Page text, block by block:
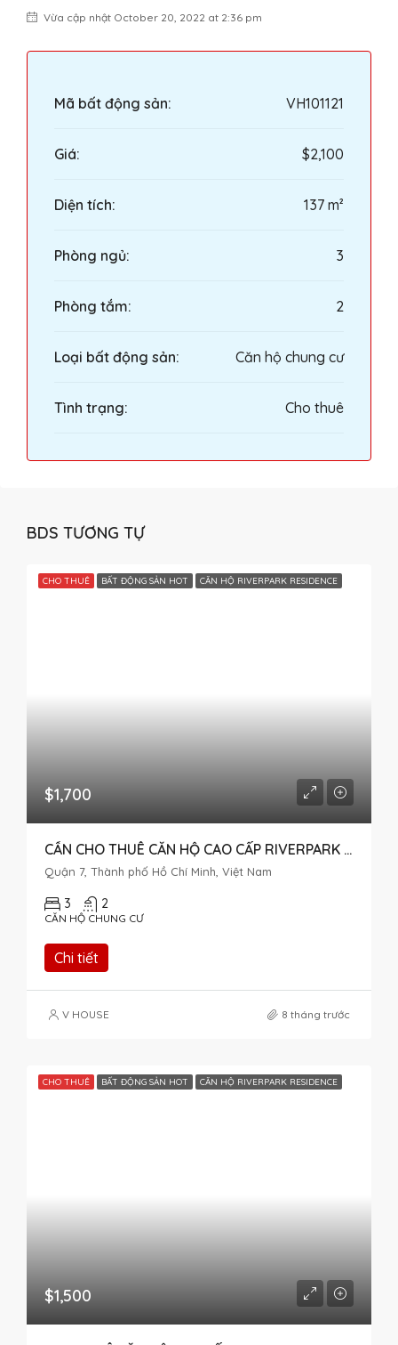
Vừa cập nhật October 20, 2022 at 2:36 pm
Mã bất động sản: VH101121
Giá: $2,100
Diện tích: 137 m²
Phòng ngủ: 3
Phòng tắm: 2
Loại bất động sản: Căn hộ chung cư
Tình trạng: Cho thuê
BDS TƯƠNG TỰ
CHO THUÊ BẤT ĐỘNG SẢN HOT CĂN HỘ RIVERPARK RESIDENCE
$1,700
CẦN CHO THUÊ CĂN HỘ CAO CẤP RIVERPARK 1 CÓ 3 PHÒNG NGỦ
Quận 7, Thành phố Hồ Chí Minh, Việt Nam
3 2
CĂN HỘ CHUNG CƯ
Chi tiết
V HOUSE 8 tháng trước
CHO THUÊ BẤT ĐỘNG SẢN HOT CĂN HỘ RIVERPARK RESIDENCE
$1,500